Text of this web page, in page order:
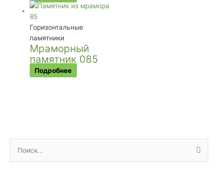
Горизонтальные
памятники
Мраморный
памятник 085
Подробнее